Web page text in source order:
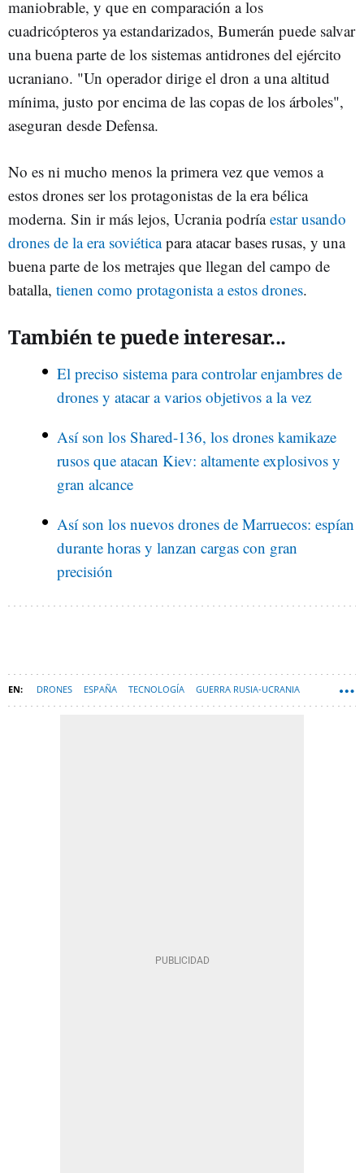
maniobrable, y que en comparación a los
cuadricópteros ya estandarizados, Bumerán puede salvar
una buena parte de los sistemas antidrones del ejército
ucraniano. "Un operador dirige el dron a una altitud
mínima, justo por encima de las copas de los árboles",
aseguran desde Defensa.
No es ni mucho menos la primera vez que vemos a
estos drones ser los protagonistas de la era bélica
moderna. Sin ir más lejos, Ucrania podríaestar usando
drones de la era soviéticapara atacar bases rusas, y una
buena parte de los metrajes que llegan del campo de
batalla, tienen como protagonista a estos drones.
También te puede interesar...
El preciso sistema para controlar enjambres de
drones y atacar a varios objetivos a la vez
Así son los Shared-136, los drones kamikaze
rusos que atacan Kiev: altamente explosivos y
gran alcance
Así son los nuevos drones de Marruecos: espían
durante horas y lanzan cargas con gran
precisión
DRONES ESPAÑA TECNOLOGÍA GUERRA RUSIA-UCRANIA